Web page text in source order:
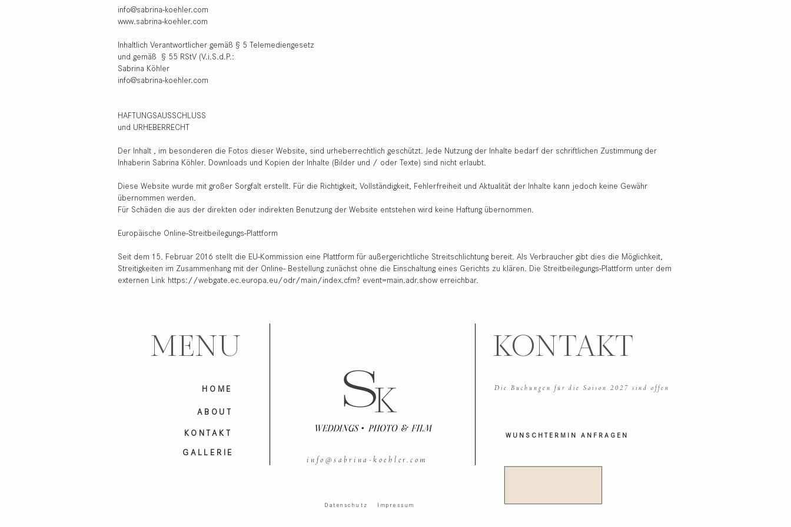
info@sabrina-koehler.com
www.sabrina-koehler.com
Inhaltlich Verantwortlicher gemäß § 5 Telemediengesetz
und gemäß § 55 RStV (V.i.S.d.P.:
Sabrina Köhler
info@sabrina-koehler.com
HAFTUNGSAUSSCHLUSS
und URHEBERRECHT
Der Inhalt , im besonderen die Fotos dieser Website, sind urheberrechtlich geschützt. Jede Nutzung der Inhalte bedarf der schriftlichen Zustimmung der
Inhaberin Sabrina Köhler. Downloads und Kopien der Inhalte (Bilder und / oder Texte) sind nicht erlaubt.
Diese Website wurde mit großer Sorgfalt erstellt. Für die Richtigkeit, Vollständigkeit, Fehlerfreiheit und Aktualität der Inhalte kann jedoch keine Gewähr
übernommen werden.
Für Schäden die aus der direkten oder indirekten Benutzung der Website entstehen wird keine Haftung übernommen.
Europäische Online-Streitbeilegungs-Plattform
Seit dem 15. Februar 2016 stellt die EU-Kommission eine Plattform für außergerichtliche Streitschlichtung bereit. Als Verbraucher gibt dies die Möglichkeit,
Streitigkeiten im Zusammenhang mit der Online- Bestellung zunächst ohne die Einschaltung eines Gerichts zu klären. Die Streitbeilegungs-Plattform unter dem
externen Link https://webgate.ec.europa.eu/odr/main/index.cfm? event=main.adr.show erreichbar.
MENU KONTAKT
HOME
ABOUT
KONTAKT
Die Buchungen für die Saison 2027 sind offen
WUNSCHTERMIN ANFRAGEN
GALLERIE
info@sabrina-koehler.com
Datenschutz Impressum